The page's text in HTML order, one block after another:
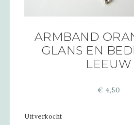
ARMBAND
GLANS EN
LEEUW
€ 4,50
Uitverkocht